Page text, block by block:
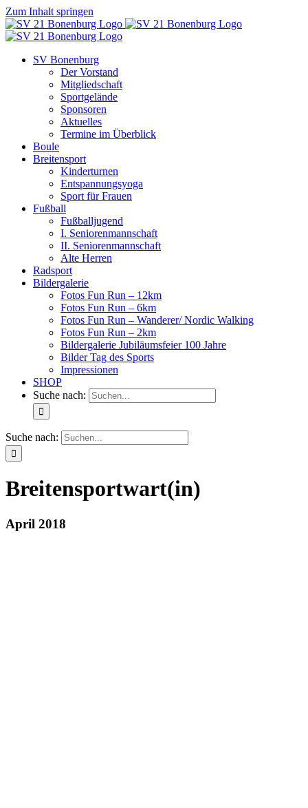
Zum Inhalt springen
SV Bonenburg
Der Vorstand
Mitgliedschaft
Sportgelände
Sponsoren
Aktuelles
Termine im Überblick
Boule
Breitensport
Kinderturnen
Entspannungsyoga
Sport für Frauen
Fußball
Fußballjugend
I. Seniorenmannschaft
II. Seniorenmannschaft
Alte Herren
Radsport
Bildergalerie
Fotos Fun Run – 12km
Fotos Fun Run – 6km
Fotos Fun Run – Wanderer/ Nordic Walking
Fotos Fun Run – 2km
Bildergalerie Jubiläumsfeier 100 Jahre
Bilder Tag des Sports
Impressionen
SHOP
Suche nach:
Suche nach:
Breitensportwart(in)
April 2018